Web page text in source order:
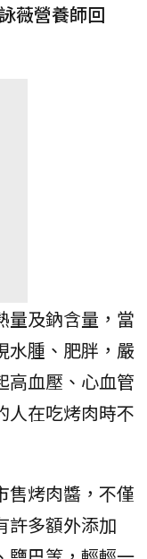
薇營養師回
量及鈉含量，當
水腫、肥胖，嚴
高血壓、心血管
人在吃烤肉時不
售烤肉醬，不僅
許多額外添加